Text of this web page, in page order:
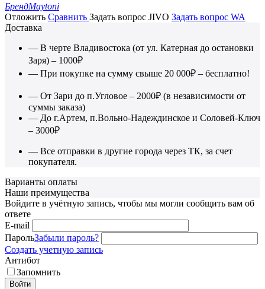
БрендMaytoni
Отложить Сравнить Задать вопрос JIVO Задать вопрос WA
Доставка
— В черте Владивостока (от ул. Катерная до остановки
Заря) – 1000₽
— При покупке на сумму свыше 20 000₽ – бесплатно!
— От Зари до п.Угловое – 2000₽ (в независимости от
суммы заказа)
— До г.Артем, п.Вольно-Надеждинское и Соловей-Ключ
– 3000₽
— Все отправки в другие города через ТК, за счет
покупателя.
Варианты оплаты
Наши преимущества
Войдите в учётную запись, чтобы мы могли сообщить вам об
ответе
E-mail
ПарольЗабыли пароль?
Создать учетную запись
Антибот
Запомнить
Войти